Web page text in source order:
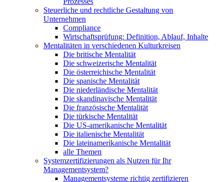
Steuerliche und rechtliche Gestaltung von
Unternehmen
Compliance
Wirtschaftsprüfung: Definition, Ablauf, Inhalte
Mentalitäten in verschiedenen Kulturkreisen
Die britische Mentalität
Die schweizerische Mentalität
Die österreichische Mentalität
Die spanische Mentalität
Die niederländische Mentalität
Die skandinavische Mentalität
Die französische Mentalität
Die türkische Mentalität
Die US-amerikanische Mentalität
Die italienische Mentalität
Die lateinamerikanische Mentalität
alle Themen
Systemzertifizierungen als Nutzen für Ihr
Managementsystem?
Managementsysteme richtig zertifizieren